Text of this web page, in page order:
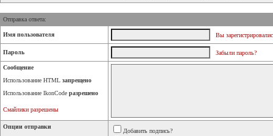
Отправка ответа:
Имя пользователя Вы
Пароль Забыли пароль?
Сообщение
Использование HTML запрещено
Использование IkonCode разрешено
Смайлики разрешены
Опции отправки
Добавить подпись?